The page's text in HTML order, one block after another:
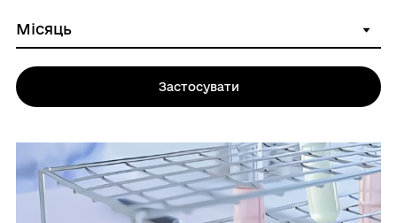
Застосувати